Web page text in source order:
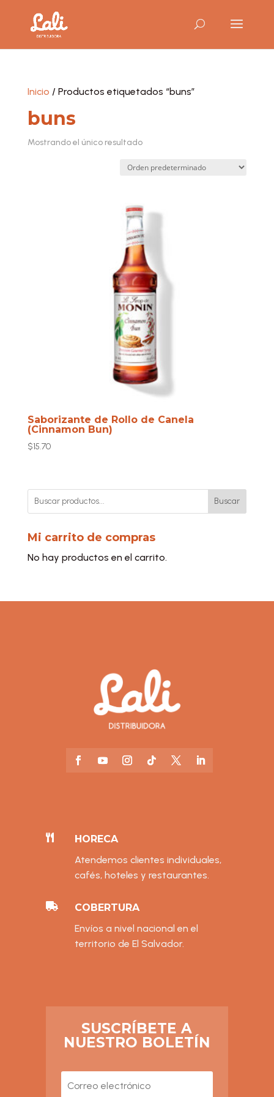
Inicio / Productos etiquetados “buns”
buns
Mostrando el único resultado
Saborizante de Rollo de Canela
(Cinnamon Bun)
$15.70
Buscar
Mi carrito de compras
No hay productos en el carrito.

HORECA
Atendemos clientes individuales,
cafés, hoteles y restaurantes.

COBERTURA
Envíos a nivel nacional en el
territorio de El Salvador.
SUSCRÍBETE A
NUESTRO BOLETÍN